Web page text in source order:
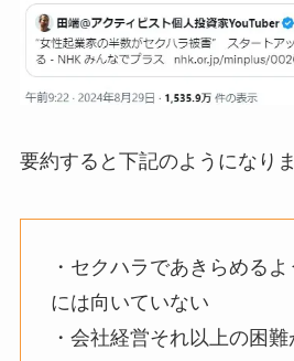
要約すると下記のようになりま
・セクハラであきらめる
には向いていない
・会社経営それ以上の困